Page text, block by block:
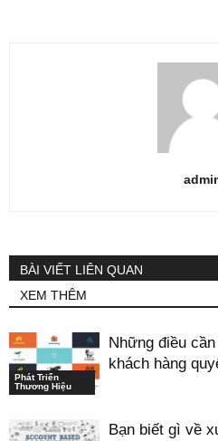
BÀI VIẾT LIÊN QUAN
XEM THÊM
Phát Triển
Thương Hiệu
Những điều
khách hàng
Bạn biết gì về